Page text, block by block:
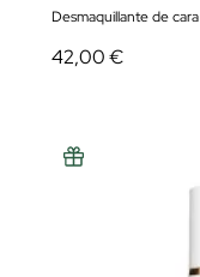
Desmaquillante de cara
42,00 €